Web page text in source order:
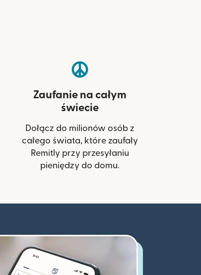
Zaufanie na całym
świecie
Dołącz do milionów osób z
całego świata, które zaufały
Remitly przy przesyłaniu
pieniędzy do domu.